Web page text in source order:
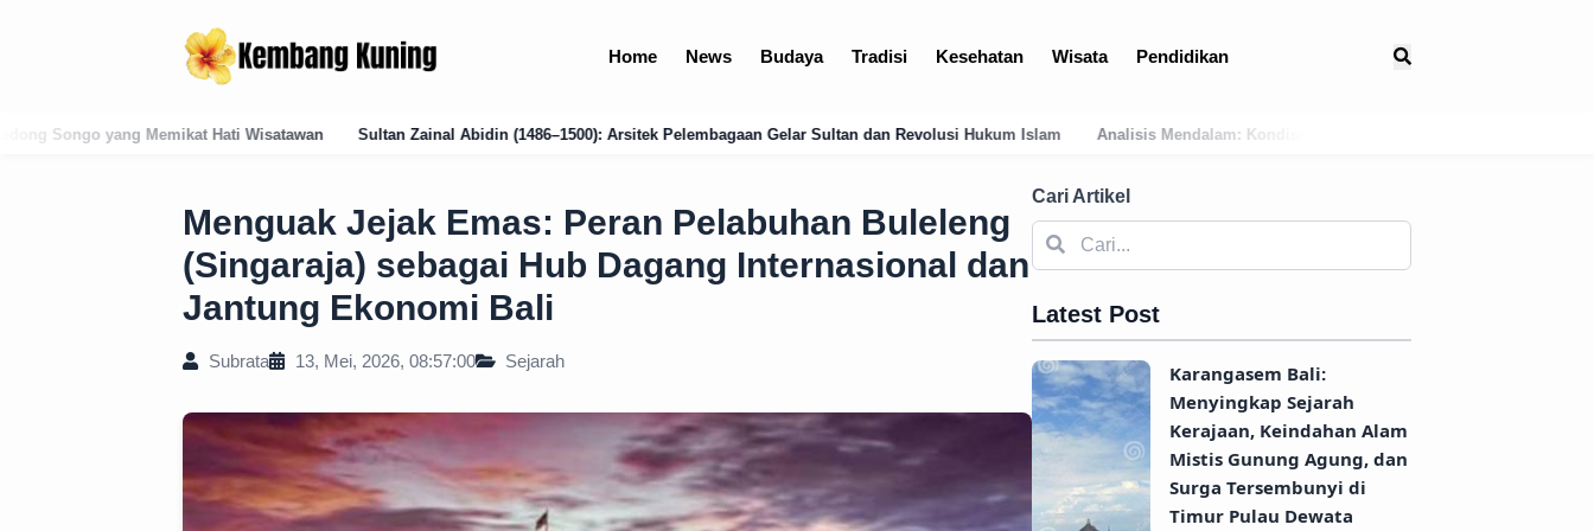
Home News Budaya Tradisi Kesehatan Wisata Pendidikan
Sultan Zainal Abidin (1486–1500): Arsitek Pelembagaan Gelar Sultan dan Revolusi Hukum Islam Analisis Mendalam: Kondisi Geografis Bali Barat Daya Sebagai Faktor Utama Kemunculan Pusat
Menguak Jejak Emas: Peran Pelabuhan Buleleng
(Singaraja) sebagai Hub Dagang Internasional dan
Jantung Ekonomi Bali
Subrata 13, Mei, 2026, 08:57:00 Sejarah
Cari Artikel
Latest Post
Karangasem Bali:
Menyingkap Sejarah
Kerajaan, Keindahan Alam
Mistis Gunung Agung, dan
Surga Tersembunyi di
Timur Pulau Dewata